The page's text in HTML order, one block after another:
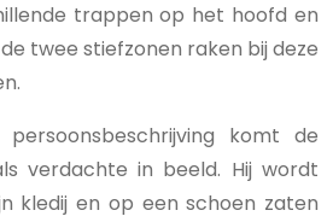
trappen op het hoofd en
twee stiefzonen raken bij deze
komt de
verdachte in beeld. Hij wordt
kledij en op een schoen zaten